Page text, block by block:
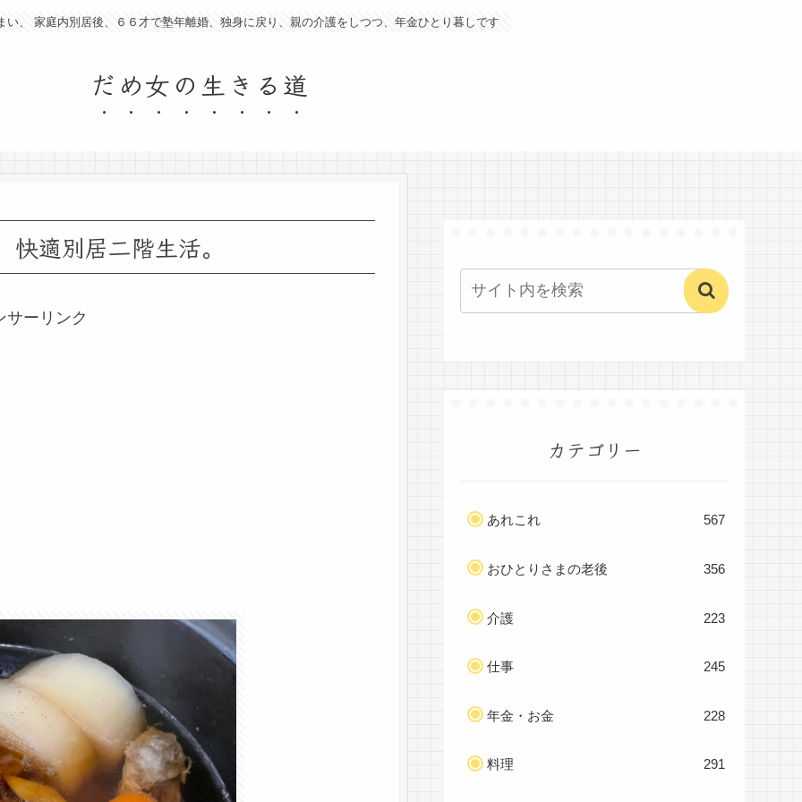
い、 家庭内別居後、６６才で塾年離婚、独身に戻り、親の介護をしつつ、年金ひとり暮しです
だめ女の生きる道
適別居二階生活。
サーリンク
カテゴリー
あれこれ 567
おひとりさまの老後 356
介護 223
仕事 245
年金・お金 228
料理 291